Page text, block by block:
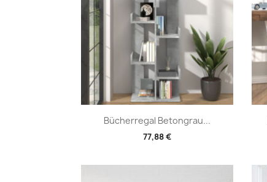
Bücherregal Betongrau...
77,88 €
Vorschau